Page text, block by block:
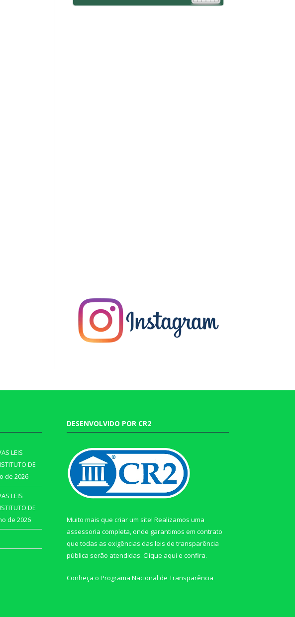
LEIS
DE
de 2026
LEIS
DE
de 2026
DESENVOLVIDO POR CR2
Muito mais que criar um site! Realizamos uma
assessoria completa, onde garantimos em contrato
que todas as exigências das leis de transparência
pública serão atendidas. Clique aqui e confira.
Conheça o Programa Nacional de Transparência